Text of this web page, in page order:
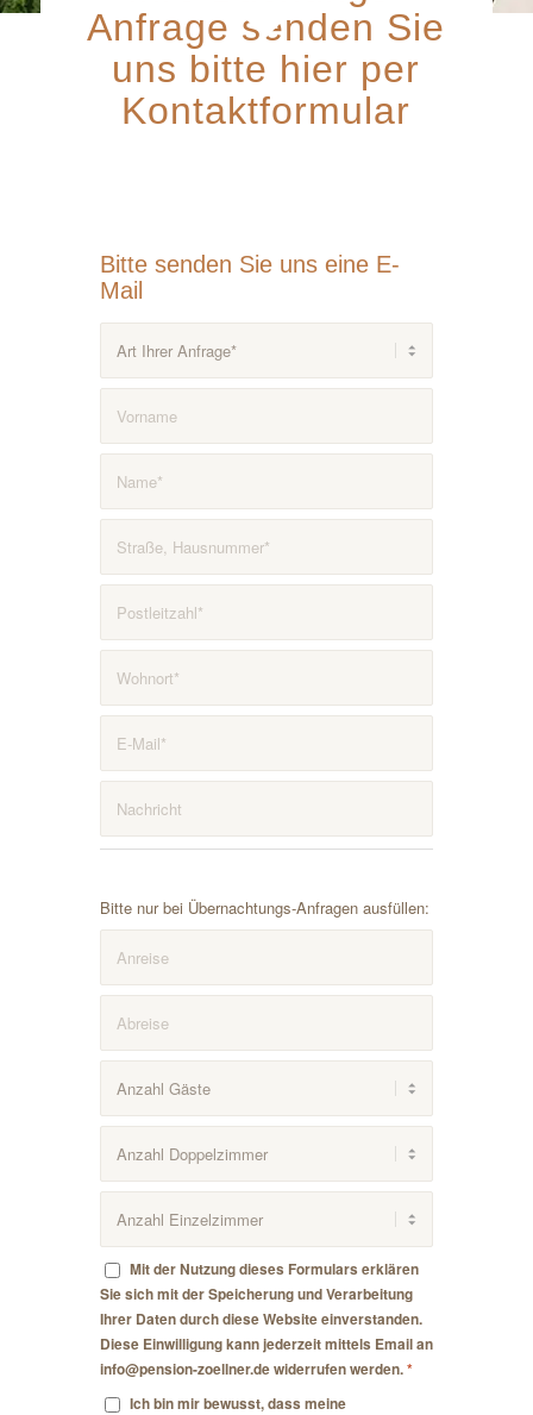
Anfrage senden Sie
uns bitte hier per
Kontaktformular
Bitte senden Sie uns eine E-
Mail
Bitte nur bei Übernachtungs-Anfragen ausfüllen:
Mit der Nutzung dieses Formulars erklären
Sie sich mit der Speicherung und Verarbeitung
Ihrer Daten durch diese Website einverstanden.
Diese Einwilligung kann jederzeit mittels Email an
info@pension-zoellner.de widerrufen werden.*
Ich bin mir bewusst, dass meine